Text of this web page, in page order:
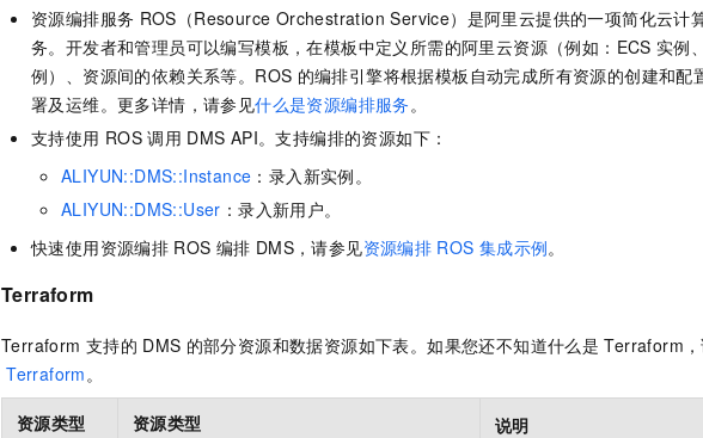
资源编排服务 ROS（Resource Orchestration Service）是阿里云提供的一项简化云计
务。开发者和管理员可以编写模板，在模板中定义所需的阿里云资源（例如：ECS 实例
例）、资源间的依赖关系等。ROS 的编排引擎将根据模板自动完成所有资源的创建和配
署及运维。更多详情，请参见什么是资源编排服务。
支持使用 ROS 调用 DMS API。支持编排的资源如下：
ALIYUN::DMS::Instance ：录入新实例。
ALIYUN::DMS::User ：录入新用户。
快速使用资源编排 ROS 编排 DMS，请参见资源编排 ROS 集成示例。
Terraform
Terraform 支持的 DMS 的部分资源和数据资源如下表。如果您还不知道什么是 Terraform
Terraform 。
资源类型 资源类型 说明